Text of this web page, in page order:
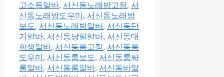
고소득알바, 서신동노래방고정, 서
신동노래방도우미 , 서신동노래방
보도, 서신동노래방알바, 서신동단
기알바, 서신동당일알바, 서신동대
학생알바, 서신동룸고정, 서신동룸
도우미 , 서신동룸보도, 서신동룸싸
롱알바, 서신동룸알바, 서신동바알